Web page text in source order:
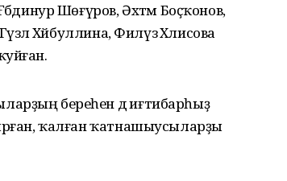
Шөғүров, Әхтәм Боҫҡонов,
Хәйбуллина, Филүзә Хәлисова
береһен дә иғтибарһыҙ
ҡалған ҡатнашыусыларҙы